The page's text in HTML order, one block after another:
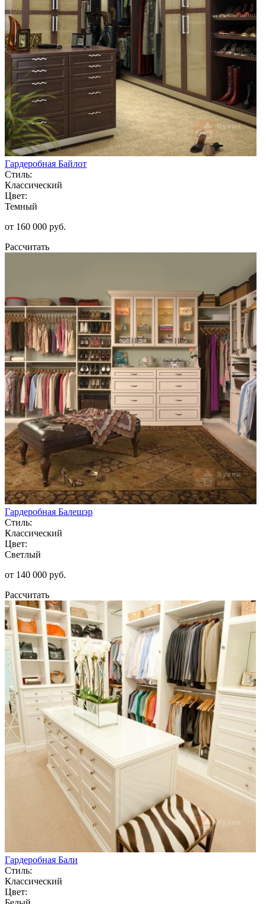
Гардеробная Байлот
Стиль:
Классический
Цвет:
Темный
от 160 000 руб.
Рассчитать
Гардеробная Балешэр
Стиль:
Классический
Цвет:
Светлый
от 140 000 руб.
Рассчитать
Гардеробная Бали
Стиль:
Классический
Цвет: